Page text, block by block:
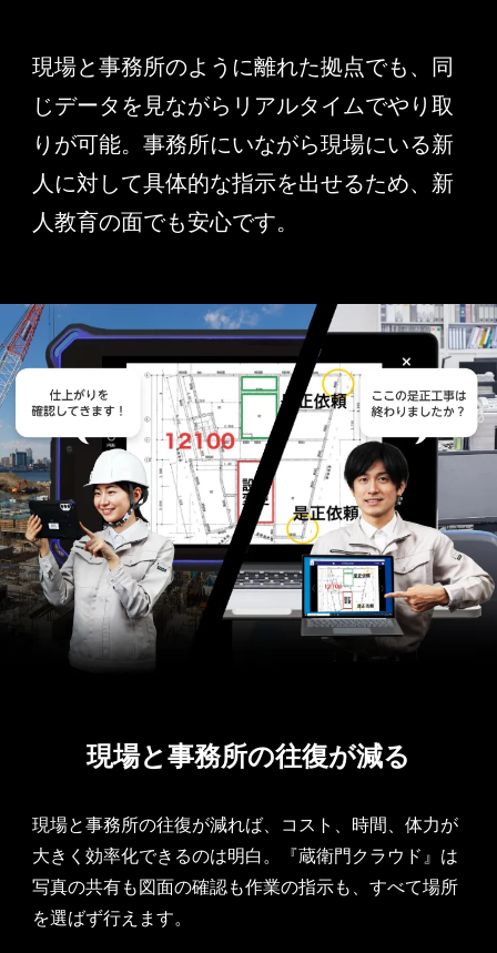
現場と事務所のように離れた拠点でも、同
じデータを見ながらリアルタイムでやり取
りが可能。事務所にいながら現場にいる新
人に対して具体的な指示を出せるため、新
人教育の面でも安心です。
現場と事務所の往復が減る
現場と事務所の往復が減れば、コスト、時間、体力が
大きく効率化できるのは明白。『蔵衛門クラウド』は
写真の共有も図面の確認も作業の指示も、すべて場所
を選ばず行えます。